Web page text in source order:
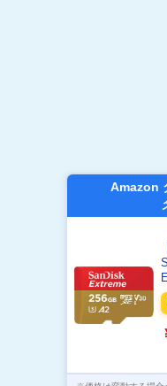
Amazon